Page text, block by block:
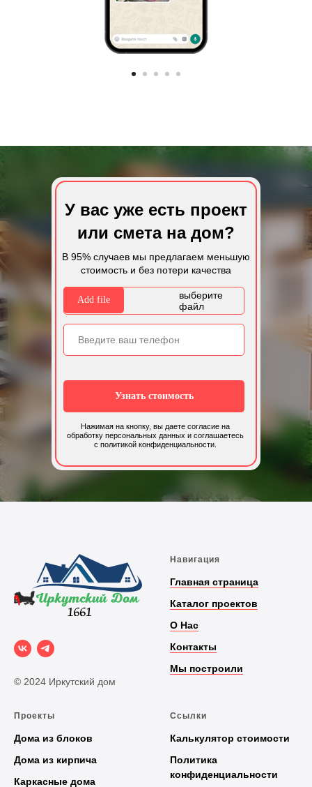
У вас уже есть проект
или смета на дом?
В 95% случаев мы предлагаем меньшую
стоимость и без потери качества
Нажимая на кнопку, вы даете согласие на
обработку персональных данных и соглашаетесь
c политикой конфиденциальности.
Add file
Узнать стоимость
выберите
файл
© 2024 Иркутский дом
Навигация
Главная страница
Каталог проектов
О Нас
Контакты
Мы построили
Проекты
Дома из блоков
Дома из кирпича
Каркасные дома
Ссылки
Калькулятор стоимости
Политика
конфиденциальности